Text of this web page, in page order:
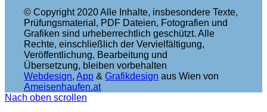
© Copyright 2020 Alle Inhalte, insbesondere Texte,
Prüfungsmaterial, PDF Dateien, Fotografien und
Grafiken sind urheberrechtlich geschützt. Alle
Rechte, einschließlich der Vervielfältigung,
Veröffentlichung, Bearbeitung und
Übersetzung, bleiben vorbehalten
Webdesign,App &Grafikdesign aus Wien von
Ameisenhaufen.at
Nach oben scrollen